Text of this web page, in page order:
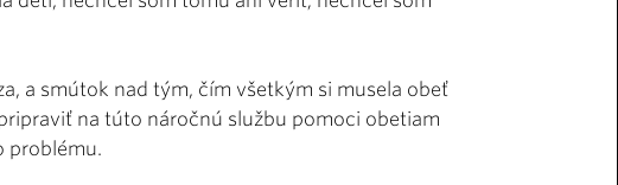
a smútok nad tým, čím všetkým si musela obeť
na túto náročnú službu pomoci obetiam
problému.